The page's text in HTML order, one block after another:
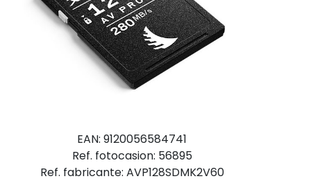
EAN: 9120056584741
Ref. fotocasion: 56895
Ref. fabricante: AVP128SDMK2V60